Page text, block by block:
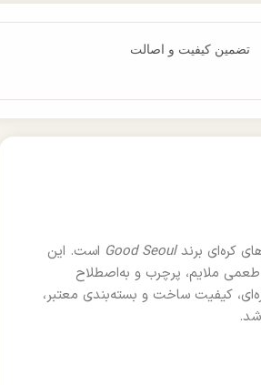
تضمین کیفیت و اصالت
کره‌ای برندGood Seoul است. این
ملایم، پرچرب و به‌اصطلاح
کیفیت ساخت و بسته‌بندی معتبر،